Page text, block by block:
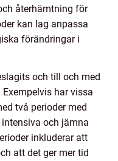
återhämtning för
kan lag anpassa
förändringar i
och till och med
har vissa
två perioder med
och jämna
inkluderar att
att det ger mer tid